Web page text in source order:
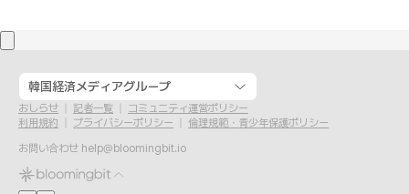
韓国経済メディアグループ
おしらせ 記者一覧
コミュニティ運営ポリシー
利用規約
プライバシーポリシー
倫理規範・青少年保護ポリシー
お問い合わせ help@bloomingbit.io